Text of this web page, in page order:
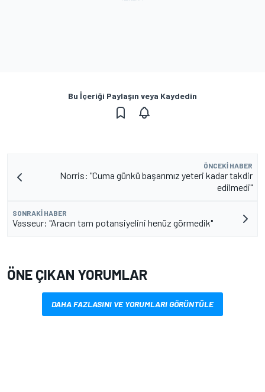
Bu İçeriği Paylaşın veya Kaydedin
ÖNCEKI HABER
Norris: "Cuma günkü başarımız yeteri kadar takdir
edilmedi"
SONRAKI HABER
Vasseur: "Aracın tam potansiyelini henüz görmedik"
ÖNE ÇIKAN YORUMLAR
DAHA FAZLASINI VE YORUMLARI GÖRÜNTÜLE